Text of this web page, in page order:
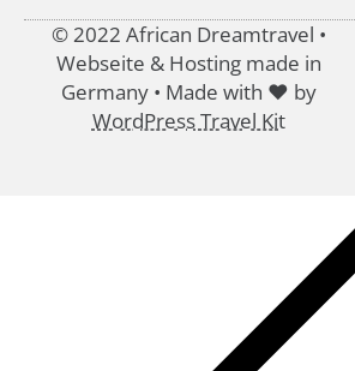
© 2022 African Dreamtravel •
Webseite & Hosting made in
Germany • Made with ♥ by
WordPress Travel Kit